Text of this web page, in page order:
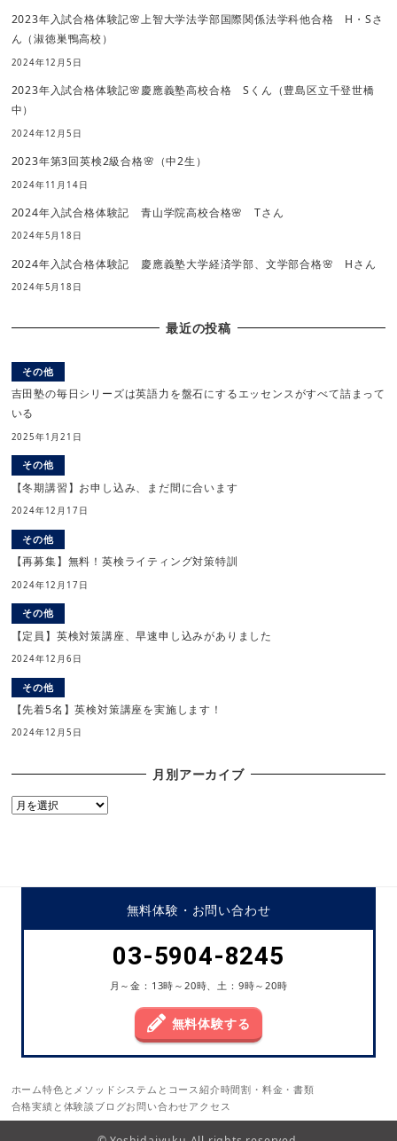
2023年入試合格体験記🌸上智大学法学部国際関係法学科他合格 H・Sさ
ん（淑徳巣鴨高校）
2024年12月5日
2023年入試合格体験記🌸慶應義塾高校合格 Sくん（豊島区立千登世橋
中）
2024年12月5日
2023年第3回英検2級合格🌸（中2生）
2024年11月14日
2024年入試合格体験記 青山学院高校合格🌸 Tさん
2024年5月18日
2024年入試合格体験記 慶應義塾大学経済学部、文学部合格🌸 Hさん
2024年5月18日
最近の投稿
その他
吉田塾の毎日シリーズは英語力を盤石にするエッセンスがすべて詰まって
いる
2025年1月21日
その他
【冬期講習】お申し込み、まだ間に合います
2024年12月17日
その他
【再募集】無料！英検ライティング対策特訓
2024年12月17日
その他
【定員】英検対策講座、早速申し込みがありました
2024年12月6日
その他
【先着5名】英検対策講座を実施します！
2024年12月5日
月別アーカイブ
月
無料体験・ お問い合わせ
03-5904-8245
月～金：13時～20時、土：9時～20時
無料体験する
ホーム特色とメソッド システムとコース紹介時間割・料金・書類
合格実績と体験談 ブログお問い合わせアクセス